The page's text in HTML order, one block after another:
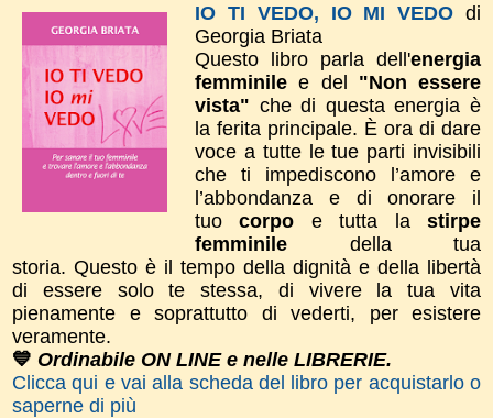
IO TI VEDO, IO MI VEDO di
Georgia Briata
Questo libro parla dell'energia
femminilee del "Non essere
vista" che di questa energia è
la ferita principale. È ora di dare
voce a tutte le tue parti invisibili
che ti impediscono l’amore e
l’abbondanza e di onorare il
tuocorpo e tutta lastirpe
femminile della tua
storia. Questo è il tempo della dignità e della libertà
di essere solo te stessa, di vivere la tua vita
pienamente e soprattutto di vederti, per esistere
veramente.
💙 Ordinabile ON LINE e nelle LIBRERIE.
Clicca qui e vai alla scheda del libro per acquistarlo o
saperne di più